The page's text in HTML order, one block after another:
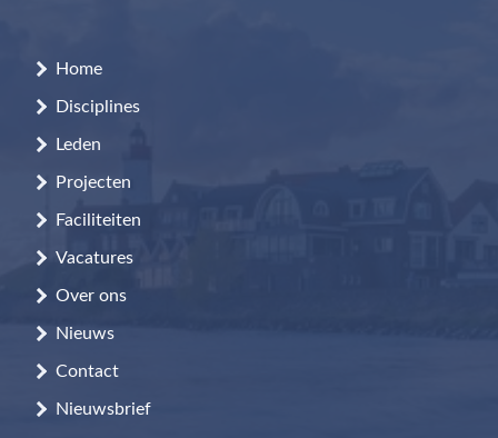
Home
Disciplines
Leden
Projecten
Faciliteiten
Vacatures
Over ons
Nieuws
Contact
Nieuwsbrief